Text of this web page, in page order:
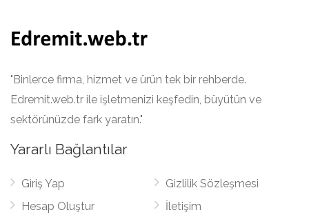
"Binlerce firma, hizmet ve ürün tek bir rehberde.
Edremit.web.tr ile işletmenizi keşfedin, büyütün ve
sektörünüzde fark yaratın."
Yararlı Bağlantılar
Giriş Yap
Hesap Oluştur
Gizlilik Sözleşmesi
İletişim